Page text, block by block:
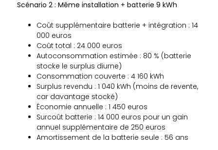
Scénario 2 : Même installation + batterie 9 kWh
Coût supplémentaire batterie + intégration : 14
000 euros
Coût total : 24 000 euros
Autoconsommation estimée : 80 % (batterie
stocke le surplus diurne)
Consommation couverte : 4 160 kWh
Surplus revendu : 1 040 kWh (moins de revente,
car davantage stocké)
Économie annuelle : 1 450 euros
Surcoût batterie : 14 000 euros pour un gain
annuel supplémentaire de 250 euros
Amortissement de la batterie seule : 56 ans